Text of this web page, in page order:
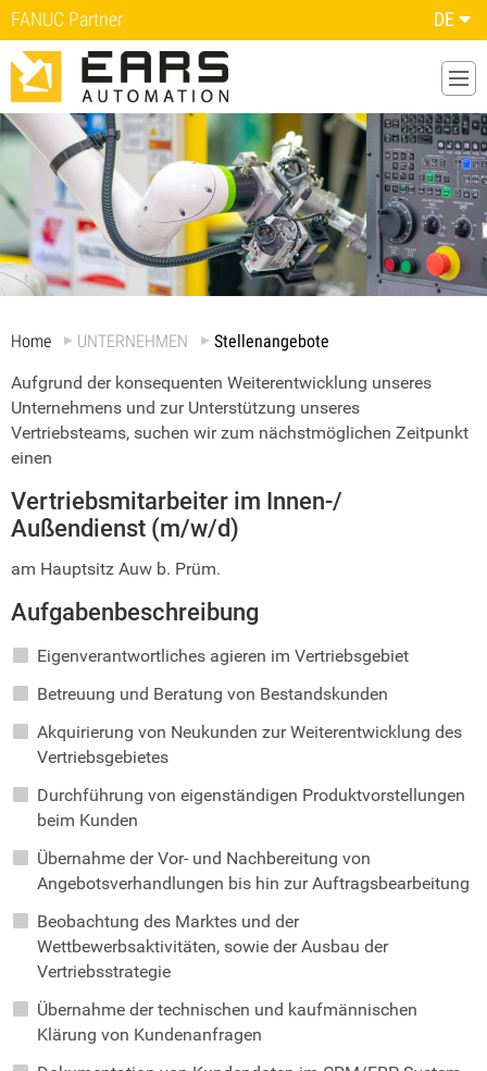
Home UNTERNEHMEN
Stellenangebote
Aufgrund der konsequenten Weiterentwicklung unseres
Unternehmens und zur Unterstützung unseres
Vertriebsteams, suchen wir zum nächstmöglichen Zeitpunkt
einen
Vertriebsmitarbeiter im Innen-/
Außendienst (m/w/d)
am Hauptsitz Auw b. Prüm.
Aufgabenbeschreibung
Eigenverantwortliches agieren im Vertriebsgebiet
Betreuung und Beratung von Bestandskunden
Akquirierung von Neukunden zur Weiterentwicklung des
Vertriebsgebietes
Durchführung von eigenständigen Produktvorstellungen
beim Kunden
Übernahme der Vor- und Nachbereitung von
Angebotsverhandlungen bis hin zur Auftragsbearbeitung
Beobachtung des Marktes und der
Wettbewerbsaktivitäten, sowie der Ausbau der
Vertriebsstrategie
Übernahme der technischen und kaufmännischen
Klärung von Kundenanfragen
FANUC Partner DE